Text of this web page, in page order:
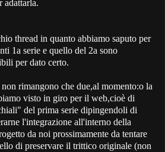
adattarla.
thread in quanto abbiamo saputo per
1a serie e quello del 2a sono
per dato certo.
rimangono che due,al momento:o la
visto in giro per il web,cioè di
del prima serie dipingendoli di
l'integrazione all'interno della
da noi prossimamente da tentare
di preservare il trittico originale (non